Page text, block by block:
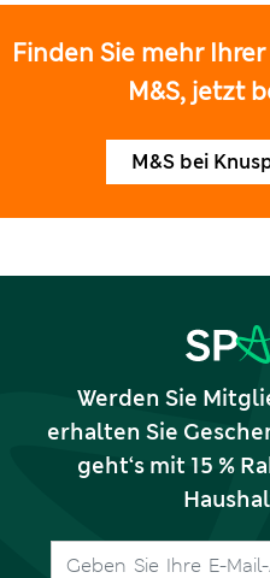
Finden Sie mehr
M&S, jetzt
M&S bei
Werden Sie
erhalten Sie
geht‘s mit 15 %